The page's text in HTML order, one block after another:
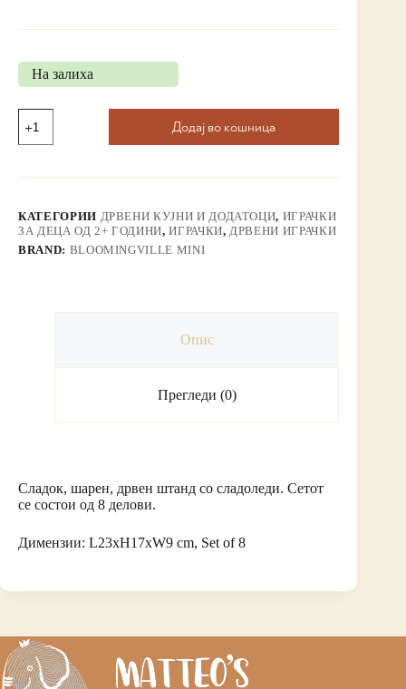
На залиха
Додај во кошница
КАТЕГОРИИ ДРВЕНИ КУЈНИ И ДОДАТОЦИ, ИГРАЧКИ
ЗА ДЕЦА ОД 2+ ГОДИНИ,ИГРАЧКИ,ДРВЕНИ ИГРАЧКИ
BRAND: BLOOMINGVILLE MINI
Опис
Прегледи (0)
Сладок, шарен, дрвен штанд со сладоледи. Сетот
се состои од 8 делови.
Димензии: L23xH17xW9 cm, Set of 8